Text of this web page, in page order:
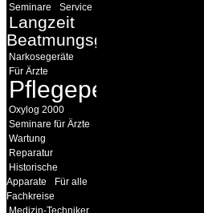
Seminare Service
Langzeit
Beatmungsgeräte
Narkosegeräte
Für Ärzte
Pflegepersonal
Oxylog 2000
Seminare für Ärzte
Wartung
Reparatur
Historische
Apparate
Für alle
Fachkreise
Medizin-Techniker